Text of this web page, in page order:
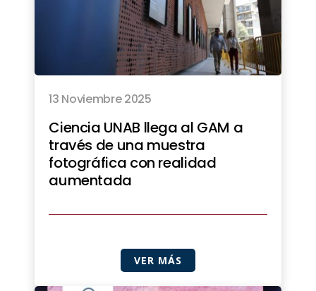
13 Noviembre 2025
Ciencia UNAB llega al GAM a
través de una muestra
fotográfica con realidad
aumentada
VER MÁS